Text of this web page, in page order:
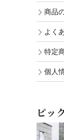
商品
よく
特定
個人
ピッ